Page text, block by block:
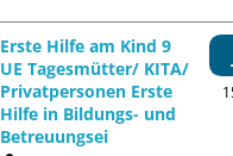
Erste Hilfe am Kind 9
UE Tagesmütter/ KITA/
Privatpersonen Erste
Hilfe in Bildungs- und
Betreuungsei